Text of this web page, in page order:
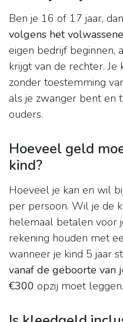
Ben je 16 of 17 jaar,
volgens het
eigen bedrijf beginnen,
krijgt van de rechter.
zonder toestemming
als je zwanger bent en
ouders.
Hoeveel geld
kind?
Hoeveel je kan en wil
per persoon. Wil je de
helemaal betalen voor
rekening houden met
wanneer je kind 5 jaar
vanaf de geboorte van
€300 opzij moet leggen.